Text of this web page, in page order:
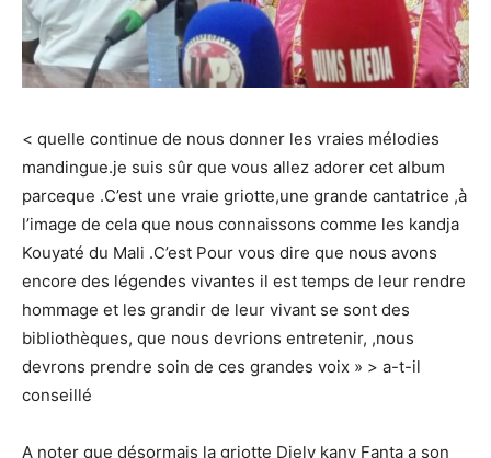
< quelle continue de nous donner les vraies mélodies
mandingue.je suis sûr que vous allez adorer cet album
parceque .C’est une vraie griotte,une grande cantatrice ,à
l’image de cela que nous connaissons comme les kandja
Kouyaté du Mali .C’est Pour vous dire que nous avons
encore des légendes vivantes il est temps de leur rendre
hommage et les grandir de leur vivant se sont des
bibliothèques, que nous devrions entretenir, ,nous
devrons prendre soin de ces grandes voix » > a-t-il
conseillé
A noter que désormais la griotte Djely kany Fanta a son